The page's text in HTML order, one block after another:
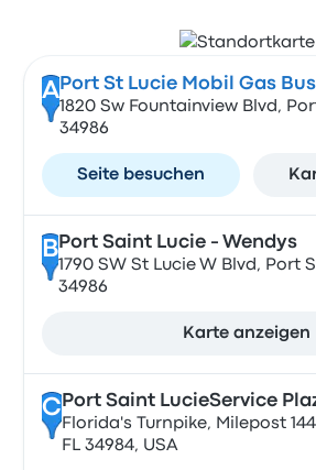
A Port St Lucie Mobil Gas
1820 Sw Fountainview Blvd,
34986
Seite besuchen
B Port Saint Lucie - Wendys
1790 SW St Lucie W Blvd, Port
34986
Karte anzeigen
CPort Saint LucieService
Florida's Turnpike, Milepost
FL 34984, USA